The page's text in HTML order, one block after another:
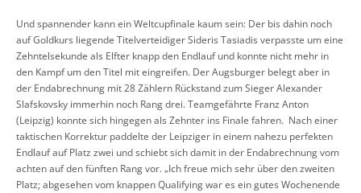
Und spannender kann ein Weltcupfinale kaum sein: Der bis dahin noch
auf Goldkurs liegende Titelverteidiger Sideris Tasiadis verpasste um eine
Zehntelsekunde als Elfter knapp den Endlauf und konnte nicht mehr in
den Kampf um den Titel mit eingreifen. Der Augsburger belegt aber in
der Endabrechnung mit 28 Zählern Rückstand zum Sieger Alexander
Slafskovsky immerhin noch Rang drei. Teamgefährte Franz Anton
(Leipzig) konnte sich hingegen als Zehnter ins Finale fahren. Nach einer
taktischen Korrektur paddelte der Leipziger in einem nahezu perfekten
Endlauf auf Platz zwei und schiebt sich damit in der Endabrechnung vom
achten auf den fünften Rang vor. „Ich freue mich sehr über den zweiten
Platz; abgesehen vom knappen Qualifying war es ein gutes Wochenende